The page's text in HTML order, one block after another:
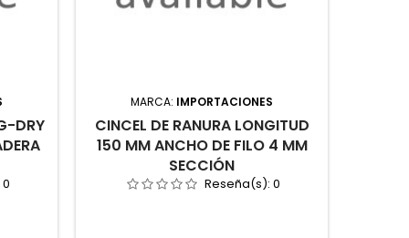
DRY
0
MARCA: IMPORTACIONES
CINCEL DE RANURA LONGITUD
150 MM ANCHO DE FILO 4 MM
SECCIÓN
Reseña(s): 0